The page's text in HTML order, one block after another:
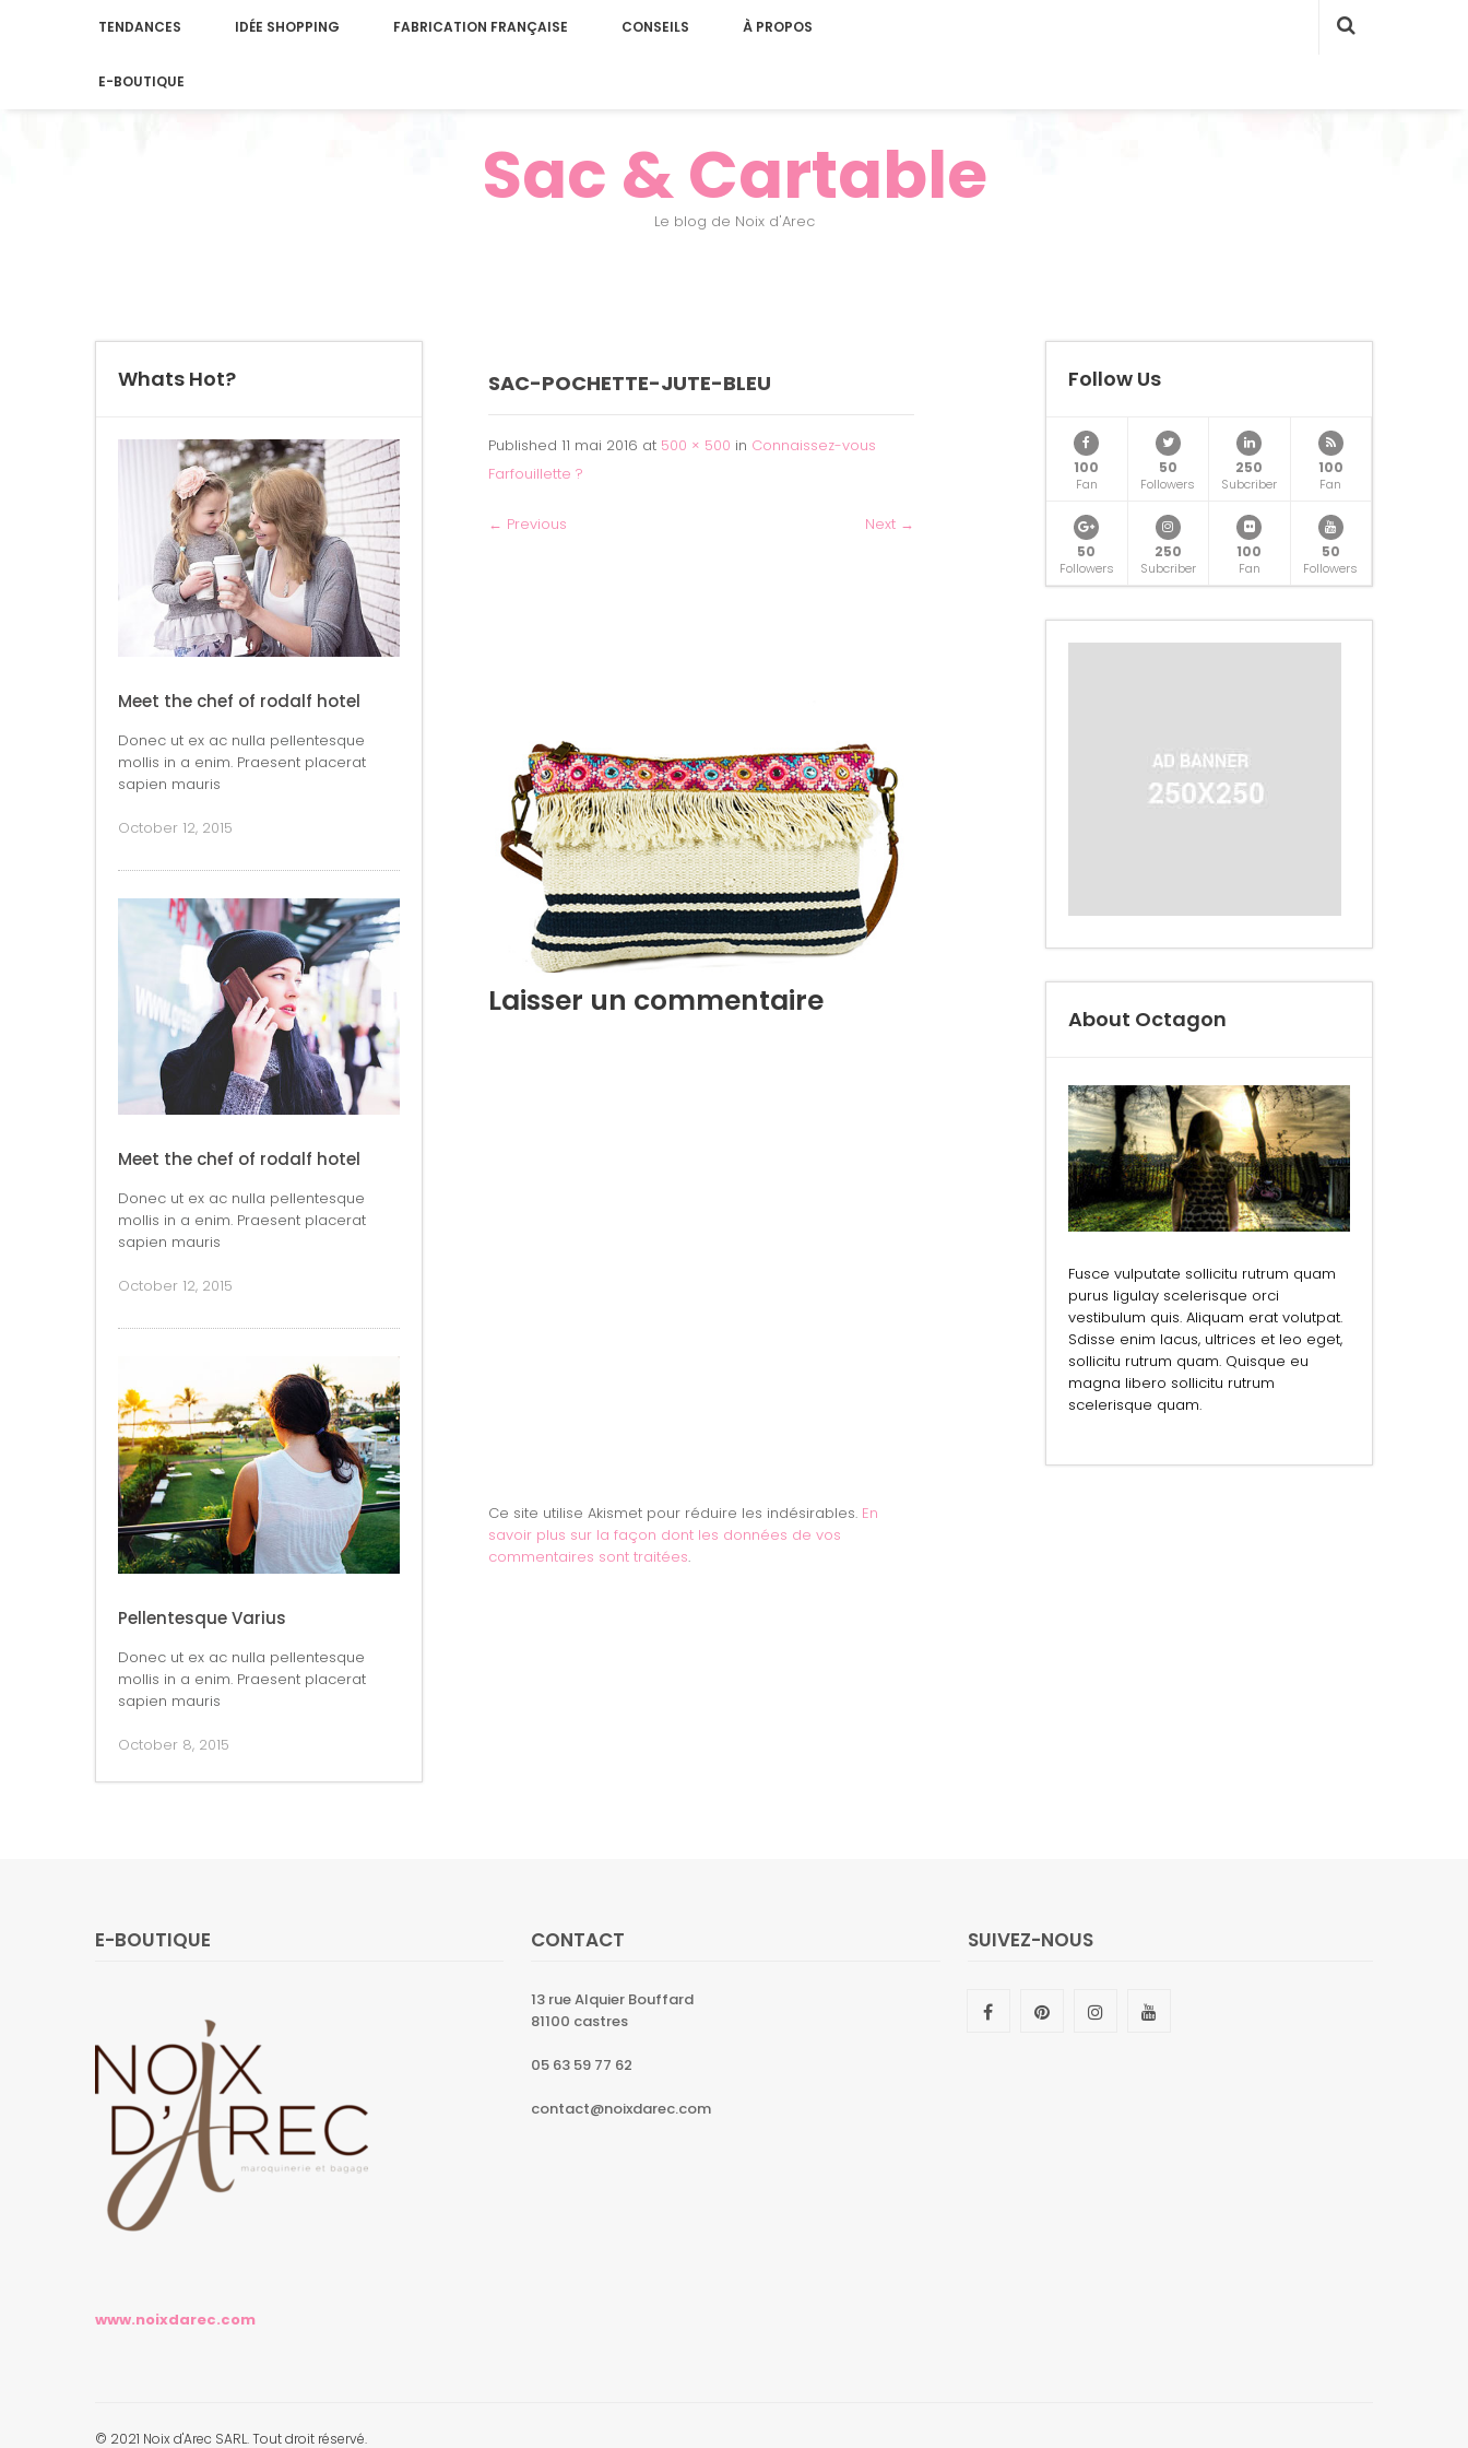
TENDANCES IDÉE SHOPPING FABRICATION FRANÇAISE CONSEILS À PROPOS
E-BOUTIQUE
Sac & Cartable
Le blog de Noix d'Arec
Whats Hot?
Meet the chef of rodalf hotel
Donec ut ex ac nulla pellentesque
mollis in a enim. Praesent placerat
sapien mauris
October 12, 2015
Meet the chef of rodalf hotel
Donec ut ex ac nulla pellentesque
mollis in a enim. Praesent placerat
sapien mauris
October 12, 2015
Pellentesque Varius
Donec ut ex ac nulla pellentesque
mollis in a enim. Praesent placerat
sapien mauris
October 8, 2015
SAC-POCHETTE-JUTE-BLEU
Published 11 mai 2016 at 500 × 500 in Connaissez-vous
Farfouillette ?
← Previous Next →
Laisser un commentaire
Ce site utilise Akismet pour réduire les indésirables. En
savoir plus sur la façon dont les données de vos
commentaires sont traitées.
Follow Us
100
Fan
50
Followers
250
Subcriber
100
Fan
50
Followers
250
Subcriber
100
Fan
50
Followers
About Octagon
Fusce vulputate sollicitu rutrum quam
purus ligulay scelerisque orci
vestibulum quis. Aliquam erat volutpat.
Sdisse enim lacus, ultrices et leo eget,
sollicitu rutrum quam. Quisque eu
magna libero sollicitu rutrum
scelerisque quam.
E-BOUTIQUE
www.noixdarec.com
CONTACT
13 rue Alquier Bouffard
81100 castres
05 63 59 77 62
contact@noixdarec.com
SUIVEZ-NOUS
© 2021 Noix d'Arec SARL. Tout droit réservé.